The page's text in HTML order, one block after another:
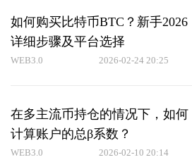
如何购买比特币BTC？新手2026
详细步骤及平台选择
WEB3.0 2026-02-24 20:25
在多主流币持仓的情况下，如何
计算账户的总β系数？
WEB3.0 2026-02-10 20:14